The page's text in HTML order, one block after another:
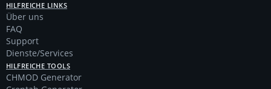
HILFREICHE LINKS
Über uns
FAQ
Support
Dienste/Services
HILFREICHE TOOLS
CHMOD Generator